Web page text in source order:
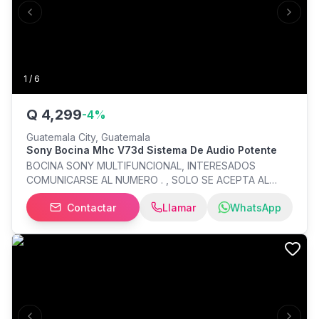
PS5, PS4 y Nintendo Switch. Estado: 10/10 (Nuevos, caja
impecable). Precio: Q1,150 (Precio negociable) Entrega:
1 / 6
Previous slide Next
Q 4,299-4%
Guatemala City, Guatemala
Sony Bocina Mhc V73d Sistema De Audio Potente
BOCINA SONY MULTIFUNCIONAL, INTERESADOS
COMUNICARSE AL NUMERO . , SOLO SE ACEPTA AL
CONTADO Y EN EFECTIVO.
Contactar
Llamar WhatsApp